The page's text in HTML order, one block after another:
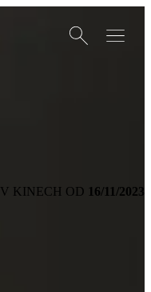
Otevřít
V KINECH OD 16/11/2023